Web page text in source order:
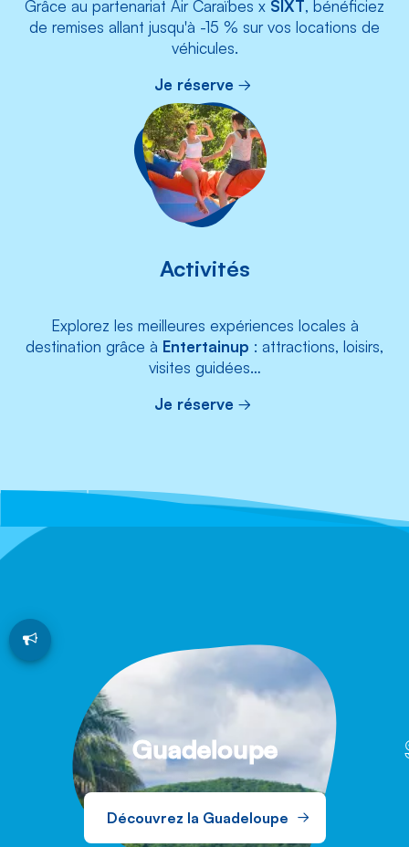
Grâce au partenariat Air Caraïbes x SIXT, bénéficiez
de remises allant jusqu'à -15 % sur vos locations de
véhicules.
Je réserve
Activités
Explorez les meilleures expériences locales à
destination grâce à Entertainup : attractions, loisirs,
visites guidées…
Je réserve
Guadeloupe
Découvrez la Guadeloupe